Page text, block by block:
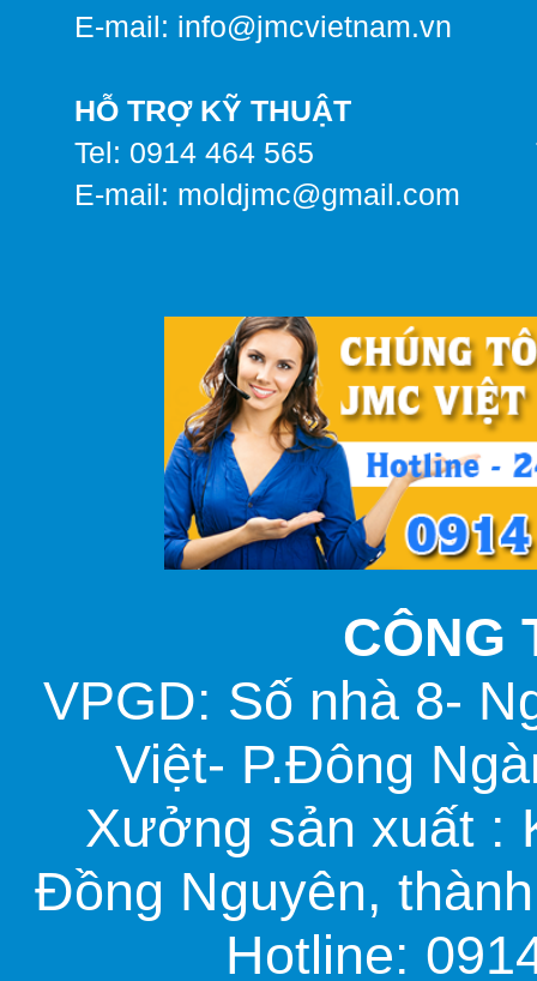
E-mail: info@jmcvietnam.vn
HỖ TRỢ KỸ THUẬT
Tel: 0914 464 565
E-mail: moldjmc@gmail.com
CÔNG
VPGD: Số nhà 8-
Việt- P.Đông
Xưởng sản xuất :
Đồng Nguyên,
Hotline: